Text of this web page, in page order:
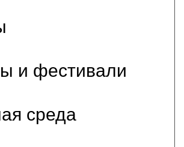
и фестивали
среда